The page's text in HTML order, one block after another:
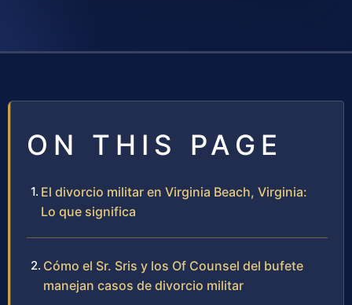
ON THIS PAGE
El divorcio militar en Virginia Beach, Virginia:
Lo que significa
Cómo el Sr. Sris y los Of Counsel del bufete
manejan casos de divorcio militar